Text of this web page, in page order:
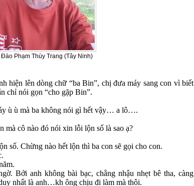
Đào Phạm Thùy Trang (Tây Ninh)
hiện lên dòng chữ “ba Bin”, chị đưa máy sang con vì biết
chỉ nói gọn “cho gặp Bin”.
ù ù mà ba không nói gì hết vậy… a lô….
mà cô nào đó nói xin lỗi lộn số là sao ạ?
số. Chừng nào hết lộn thì ba con sẽ gọi cho con.
Bởi anh không bài bạc, chẳng nhậu nhẹt bê tha, càng
nhất là anh…kh ông chịu đi làm mà thôi.